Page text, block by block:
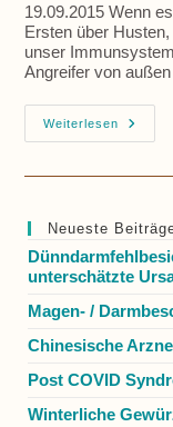
19.09.2015 Wenn
Ersten über
unser
Angreifer von
Weiterlesen
Gesund
Durch
Neueste
unterschätzte
Magen- /
Chinesische
Post COVID
Winterliche